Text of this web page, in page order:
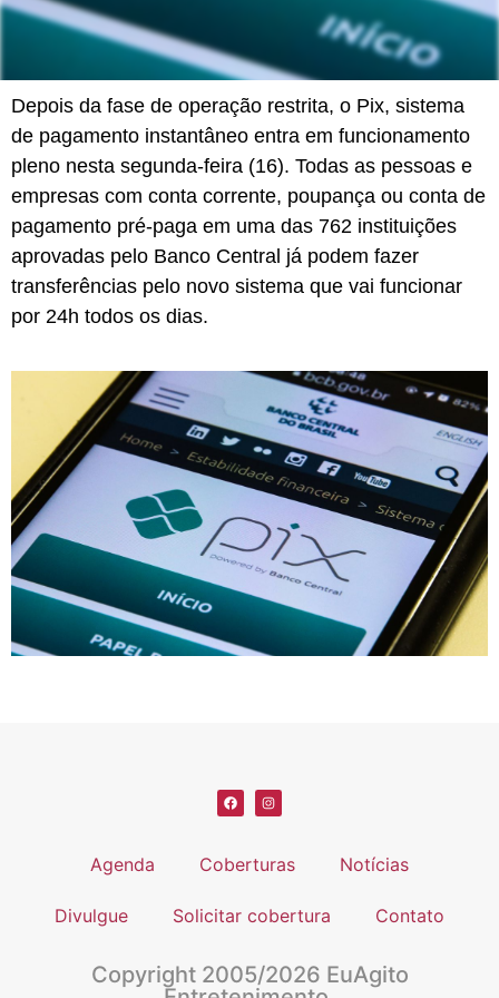
Depois da fase de operação restrita, o Pix, sistema
de pagamento instantâneo entra em funcionamento
pleno nesta segunda-feira (16). Todas as pessoas e
empresas com conta corrente, poupança ou conta de
pagamento pré-paga em uma das 762 instituições
aprovadas pelo Banco Central já podem fazer
transferências pelo novo sistema que vai funcionar
por 24h todos os dias.
Agenda Coberturas Notícias
Divulgue Solicitar cobertura Contato
Copyright 2005/2026 EuAgito